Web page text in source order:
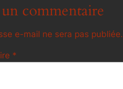
un commentaire
e-mail ne sera pas publiée.
*